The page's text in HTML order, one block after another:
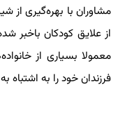
مشاوران با بهره‌گیری از
از علایق کودکان باخبر
معمولا بسیاری از
فرزندان خود را به